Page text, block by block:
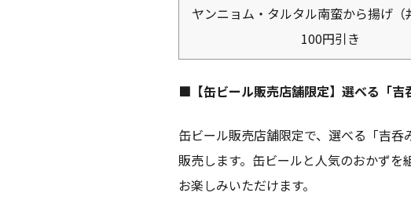
ヤンニョム・タルタル南蛮から揚げ（
100円引き
■【缶ビール販売店舗限定】選べる「吉
缶ビール販売店舗限定で、選べる「吉呑
販売します。缶ビールと人気のおかず
お楽しみいただけます。